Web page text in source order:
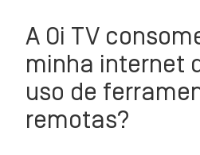
A Oi TV
minha internet
uso de
remotas?